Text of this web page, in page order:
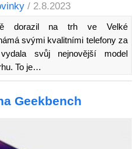
/ 2.8.2023
dorazil na trh ve Velké
svými kvalitními telefony za
svůj nejnovější model
To je…
Geekbench